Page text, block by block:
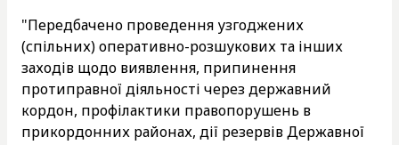
"Передбачено проведення узгоджених
(спільних) оперативно-розшукових та інших
заходів щодо виявлення, припинення
протиправної діяльності через державний
кордон, профілактики правопорушень в
прикордонних районах, дії резервів Державної